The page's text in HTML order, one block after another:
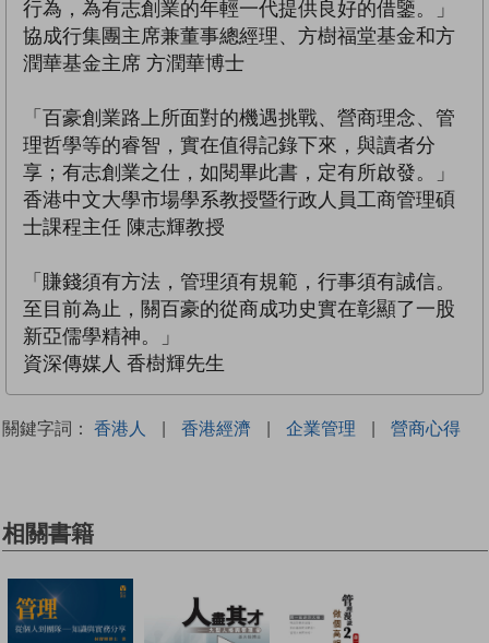
行為，為有志創業的年輕一代提供良好的借鑒。」
協成行集團主席兼董事總經理、方樹福堂基金和方
潤華基金主席 方潤華博士
「百豪創業路上所面對的機遇挑戰、營商理念、管
理哲學等的睿智，實在值得記錄下來，與讀者分
享；有志創業之仕，如閱畢此書，定有所啟發。」
香港中文大學市場學系教授暨行政人員工商管理碩
士課程主任 陳志輝教授
「賺錢須有方法，管理須有規範，行事須有誠信。
至目前為止，關百豪的從商成功史實在彰顯了一股
新亞儒學精神。」
資深傳媒人 香樹輝先生
關鍵字詞： 香港人 | 香港經濟 | 企業管理 | 營商心得
相關書籍